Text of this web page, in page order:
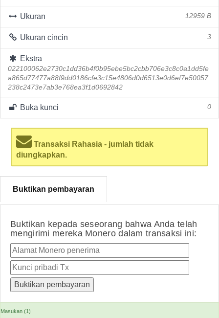
Ukuran 12959 B
Ukuran cincin 3
Ekstra
022100062e2730c1dd36b4f0b95ebe5bc2cbb706e3c8c0a1dd5fe
a865d77477a88f9dd0186cfe3c15e4806d0d6513e0d6ef7e50057
238c2473e7ab3e768ea3f1d0692842
Buka kunci 0
Transaksi Rahasia - jumlah tidak
diungkapkan.
Buktikan pembayaran
Buktikan kepada seseorang bahwa Anda telah
mengirimi mereka Monero dalam transaksi ini:
Masukan (1)